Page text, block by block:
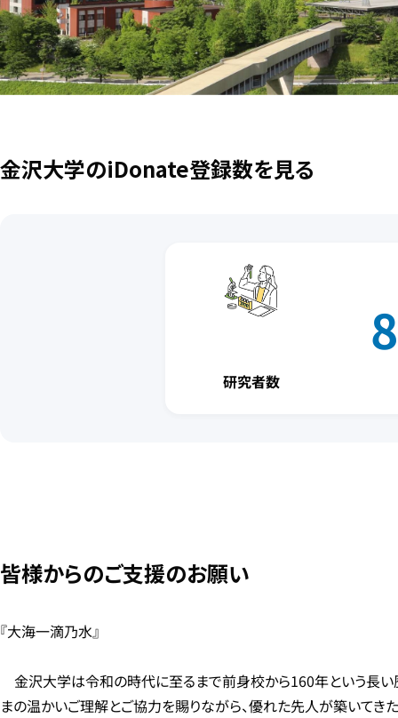
金沢大学のiDonate登録数を見る
研究者数
皆様からのご支援のお願い
『大海一滴乃水』
金沢大学は令和の時代に至るまで前身校から160年という長い
まの温かいご理解とご協力を賜りながら、優れた先人が築いて